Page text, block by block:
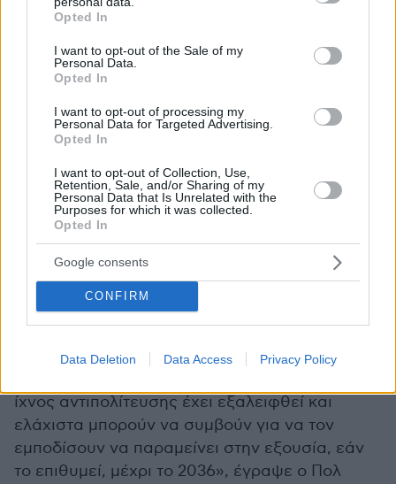
grant or deny consent to Google and its third-party tags to
use your data for below specified purposes in below Google
consent section.
Opted In
I want to opt-out of the Sale of my
Personal Data.
Opted In
I want to opt-out of processing my
Personal Data for Targeted Advertising.
Opted In
I want to opt-out of Collection, Use,
Retention, Sale, and/or Sharing of my
Personal Data that Is Unrelated with the
Purposes for which it was collected.
Opted In
Google consents
CONFIRM
Data Deletion Data Access Privacy Policy
κατέρρεαν.
Το 1991, ο Πούτιν έγινε αναπληρωτής του νέου
δημάρχου του Λένινγκραντ,
Όταν ο Σόμπτσακ έχασε τις εκλογές, το
Κρεμλίνο «στρατολόγησε» τον Πούτιν. Καθώς η
διακυβέρνηση Γέλτσιν πλησίαζε στο τέλος της,
ο Πούτιν άρχισε να ανεβαίνει στην ιεραρχία
μέχρι που, το 1999, έγινε πρωθυπουργός. Ο
άνθρωπος από το πουθενά ήταν ξαφνικά...
πανταχού παρών.
Ο Πούτιν έχει παραμείνει στο πηδάλιο της
Ρωσίας για πάνω από ένα τέταρτο του αιώνα,
Ιωσήφ Στάλιν. Τώρα, στα 72 του χρόνια και
ίχνος αντιπολίτευσης έχει εξαλειφθεί και
ελάχιστα μπορούν να συμβούν για να τον
εμποδίσουν να παραμείνει στην εξουσία, εάν
το επιθυμεί, μέχρι το 2036», έγραψε ο Πολ